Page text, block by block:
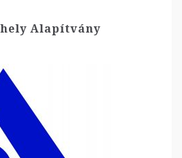
Alapítvány